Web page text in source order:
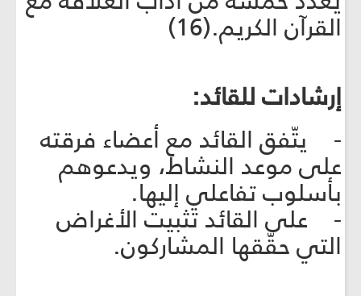
القرآن الكريم.(16)
إرشادات للقائد:
- يتّفق القائد مع أعضاء فرقته
على موعد النشاط، ويدعوهم
بأسلوب تفاعلي إليها.
- على القائد تثبيت الأغراض
التي حقّقها المشاركون.